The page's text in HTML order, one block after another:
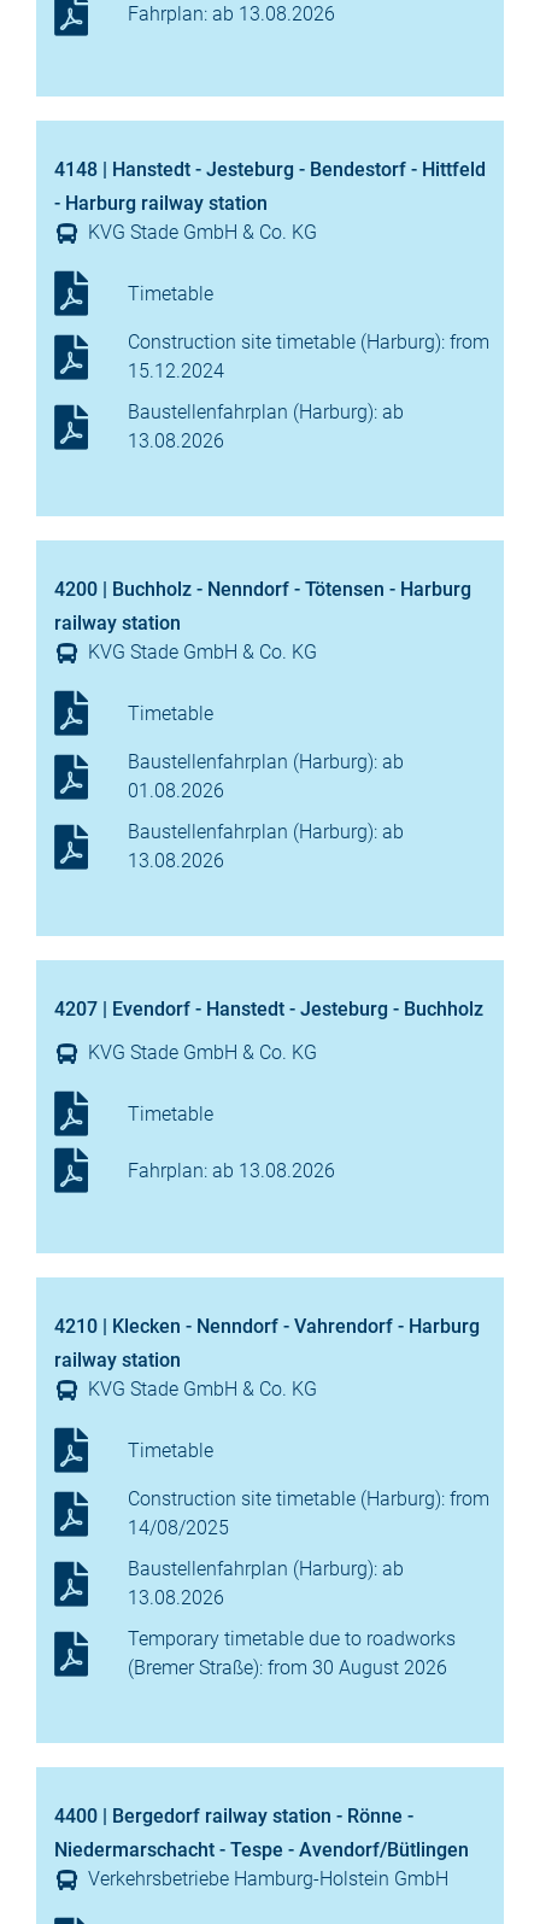
Fahrplan: ab 13.08.2026
4148 | Hanstedt - Jesteburg - Bendestorf - Hittfeld
- Harburg railway station
KVG Stade GmbH & Co. KG
Timetable
Construction site timetable (Harburg): from
15.12.2024
Baustellenfahrplan (Harburg): ab
13.08.2026
4200 | Buchholz - Nenndorf - Tötensen - Harburg
railway station
KVG Stade GmbH & Co. KG
Timetable
Baustellenfahrplan (Harburg): ab
01.08.2026
Baustellenfahrplan (Harburg): ab
13.08.2026
4207 | Evendorf - Hanstedt - Jesteburg - Buchholz
KVG Stade GmbH & Co. KG
Timetable
Fahrplan: ab 13.08.2026
4210 | Klecken - Nenndorf - Vahrendorf - Harburg
railway station
KVG Stade GmbH & Co. KG
Timetable
Construction site timetable (Harburg): from
14/08/2025
Baustellenfahrplan (Harburg): ab
13.08.2026
Temporary timetable due to roadworks
(Bremer Straße): from 30 August 2026
4400 | Bergedorf railway station - Rönne -
Niedermarschacht - Tespe - Avendorf/Bütlingen
Verkehrsbetriebe Hamburg-Holstein GmbH